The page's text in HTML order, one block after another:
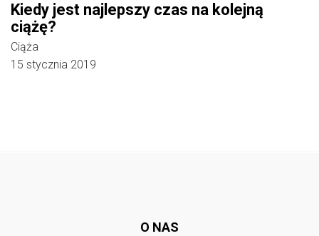
Kiedy jest najlepszy czas na kolejną
ciążę?
Ciąża
15 stycznia 2019
O NAS